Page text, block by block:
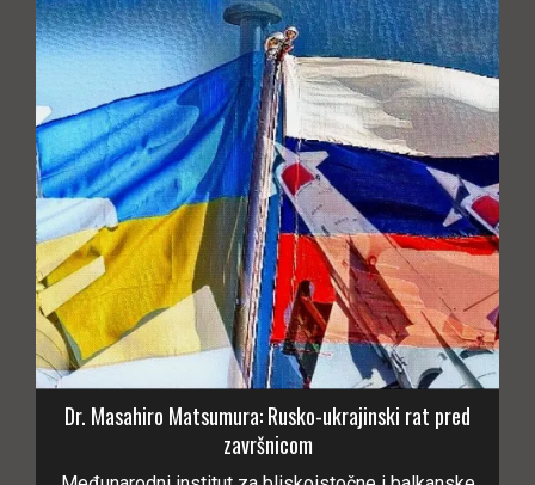
Dr. Masahiro Matsumura: Rusko-ukrajinski rat pred
završnicom